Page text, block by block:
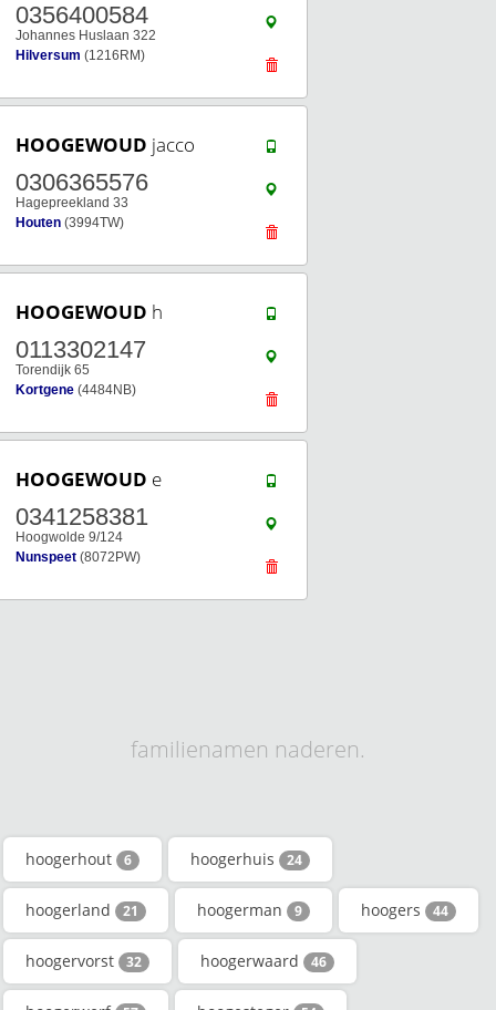
0356400584
Johannes Huslaan 322
Hilversum (1216RM)
HOOGEWOUD jacco
0306365576
Hagepreekland 33
Houten (3994TW)
HOOGEWOUD h
0113302147
Torendijk 65
Kortgene (4484NB)
HOOGEWOUD e
0341258381
Hoogwolde 9/124
Nunspeet (8072PW)
familienamen naderen.
hoogerhout 6 hoogerhuis 24
hoogerland 21 hoogerman 9 hoogers 44
hoogervorst 32 hoogerwaard 46